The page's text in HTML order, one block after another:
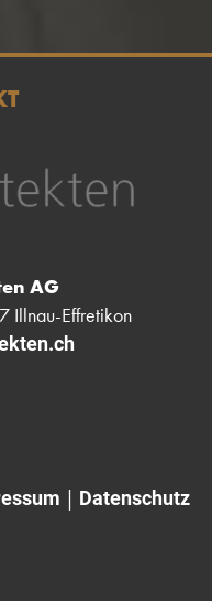
AG
Illnau-Effretikon
| Datenschutz